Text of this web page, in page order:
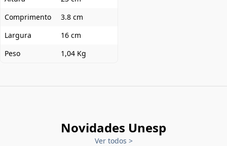
Comprimento
3.8 cm
Largura
16 cm
Peso
1,04 Kg
Novidades Unesp
Ver todos >